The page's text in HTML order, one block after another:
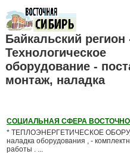
Байкальский регион
Технологическое
оборудование -
монтаж, наладка
СОЦИАЛЬНАЯ СФЕРА
* ТЕПЛОЭНЕРГЕТИЧЕСКОЕ
наладка оборудования , -
работы . ...